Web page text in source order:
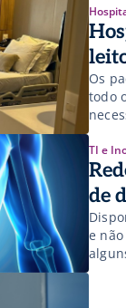
Os
todo
TI e
de
e